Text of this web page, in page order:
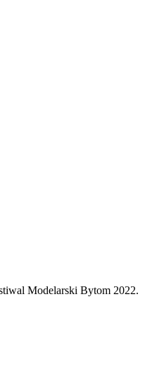
Modelarski Bytom 2022.